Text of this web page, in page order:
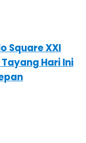
Square XXI
Hari Ini